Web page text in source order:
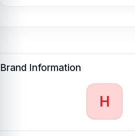
Brand Information
H